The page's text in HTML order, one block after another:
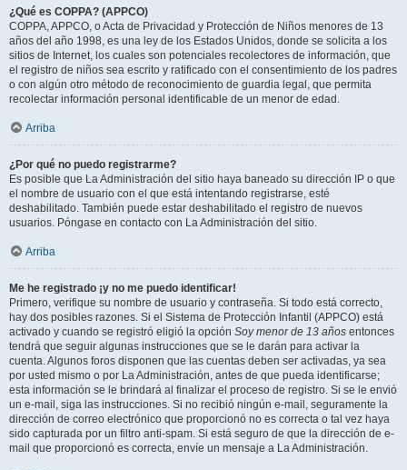
¿Qué es COPPA? (APPCO)
COPPA, APPCO, o Acta de Privacidad y Protección de Niños menores de 13
años del año 1998, es una ley de los Estados Unidos, donde se solicita a los
sitios de Internet, los cuales son potenciales recolectores de información, que
el registro de niños sea escrito y ratificado con el consentimiento de los padres
o con algún otro método de reconocimiento de guardia legal, que permita
recolectar información personal identificable de un menor de edad.
Arriba
¿Por qué no puedo registrarme?
Es posible que La Administración del sitio haya baneado su dirección IP o que
el nombre de usuario con el que está intentando registrarse, esté
deshabilitado. También puede estar deshabilitado el registro de nuevos
usuarios. Póngase en contacto con La Administración del sitio.
Arriba
Me he registrado ¡y no me puedo identificar!
Primero, verifique su nombre de usuario y contraseña. Si todo está correcto,
hay dos posibles razones. Si el Sistema de Protección Infantil (APPCO) está
activado y cuando se registró eligió la opción Soy menor de 13 años entonces
tendrá que seguir algunas instrucciones que se le darán para activar la
cuenta. Algunos foros disponen que las cuentas deben ser activadas, ya sea
por usted mismo o por La Administración, antes de que pueda identificarse;
esta información se le brindará al finalizar el proceso de registro. Si se le envió
un e-mail, siga las instrucciones. Si no recibió ningún e-mail, seguramente la
dirección de correo electrónico que proporcionó no es correcta o tal vez haya
sido capturada por un filtro anti-spam. Si está seguro de que la dirección de e-
mail que proporcionó es correcta, envíe un mensaje a La Administración.